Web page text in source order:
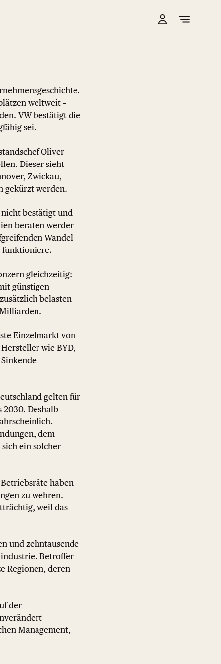
weltweit –
VW bestätigt die
sei.
Oliver
Dieser sieht
Zwickau,
gekürzt werden.
bestätigt und
beraten werden
Wandel
funktioniere.
gleichzeitig:
günstigen
belasten
Einzelmarkt von
wie BYD,
gelten für
2030. Deshalb
dem
ein solcher
haben
zu wehren.
weil das
und zehntausende
Betroffen
Regionen, deren
der
Management,